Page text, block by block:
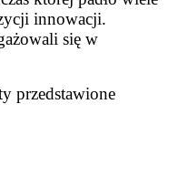
innowacji.
się w
przedstawione